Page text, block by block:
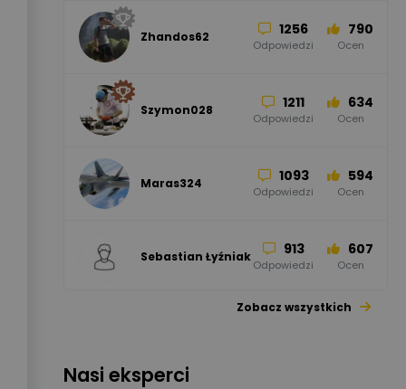
50 59
52 45
Zhandos62 1256
Odpowiedzi
790
Ocen
Szymon028 1211
Odpowiedzi
634
Ocen
Maras324 1093
Odpowiedzi
594
Ocen
Sebastian Łyźniak 913
Odpowiedzi
607
Ocen
Zobacz wszystkich
Nasi eksperci